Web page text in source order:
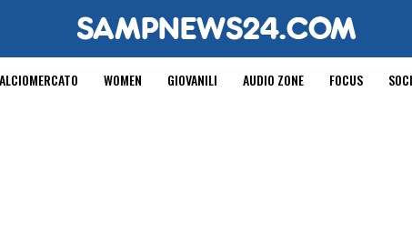
WOMEN GIOVANILI AUDIO ZONE FOCUS